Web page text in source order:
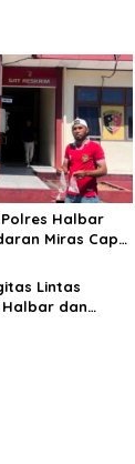
Halbar
Miras Cap
Lintas
dan